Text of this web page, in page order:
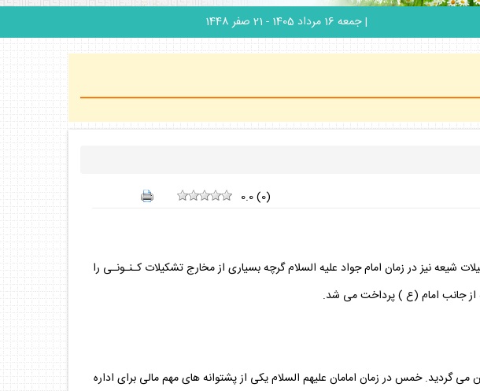
| جمعه 16 مرداد 1405 - 21 صفر 1448
0.0(0)
شيعه نيز در زمان امام جواد عليه السلام گرچه بسيارى از مخارج تشكيلات كـنـونـى را
از جانب امام (ع ) پرداخت مى شد.
گرديد. خمس در زمان امامان عليهم السلام يكى از پشتوانه هاى مهم مالى براى اداره